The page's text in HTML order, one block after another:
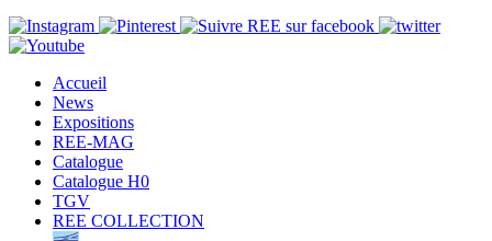
Accueil
News
Expositions
REE-MAG
Catalogue
Catalogue H0
TGV
REE COLLECTION